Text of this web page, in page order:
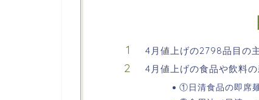
4月値上げの2798品目の
4月値上げの食品や飲料
①日清食品の即席麺